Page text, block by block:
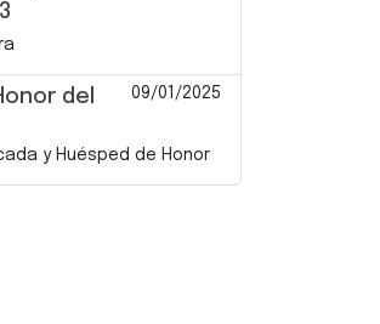
del
09/01/2025
y Huésped de Honor